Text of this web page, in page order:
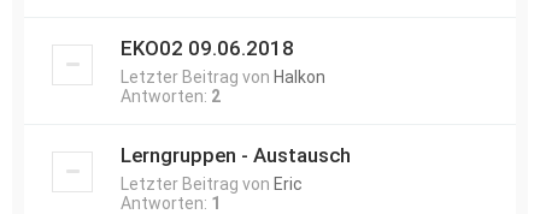
EKO02 09.06.2018
Letzter Beitrag von Halkon
Antworten: 2
Lerngruppen - Austausch
Letzter Beitrag von Eric
Antworten: 1